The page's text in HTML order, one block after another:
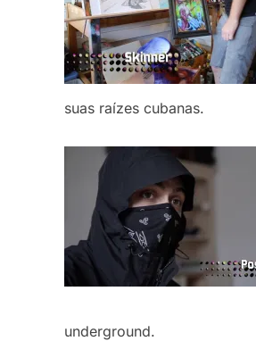
suas raízes cubanas.
underground.